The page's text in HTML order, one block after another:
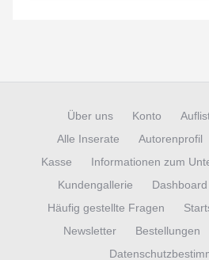
Über uns Konto
Alle Inserate
Autorenprofil
Kasse
Informationen zum
Kundengallerie
Dashboard
Häufig gestellte Fragen
Newsletter
Bestellungen